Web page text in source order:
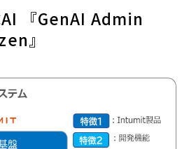
『GenAI Admin
』